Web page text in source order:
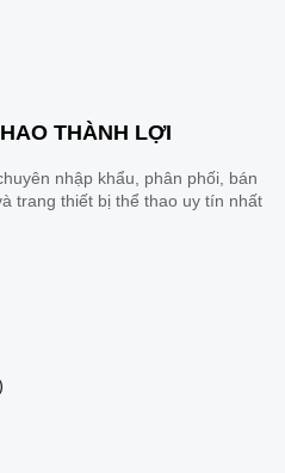
THÀNH LỢI
nhập khẩu, phân phối, bán
trang thiết bị thể thao uy tín nhất